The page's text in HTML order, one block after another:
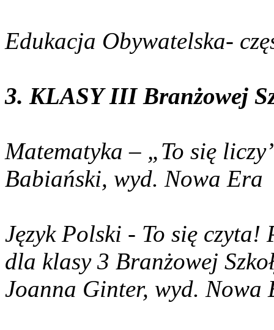
Edukacja Obywatelska-
3. KLASY III Branżowej
Matematyka – „To się
Babiański, wyd. Nowa Era
Język Polski - To się
dla klasy 3 Branżowej
Joanna Ginter, wyd. Nowa